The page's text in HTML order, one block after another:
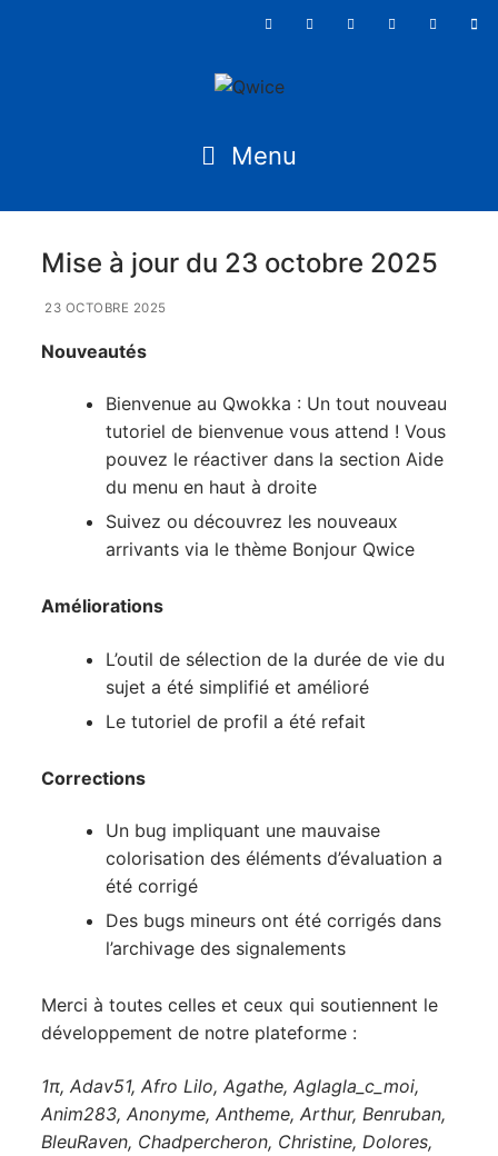
Mise à jour du 23 octobre 2025
23 OCTOBRE 2025
Nouveautés
Bienvenue au Qwokka : Un tout nouveau
tutoriel de bienvenue vous attend ! Vous
pouvez le réactiver dans la section Aide
du menu en haut à droite
Suivez ou découvrez les nouveaux
arrivants via le thème Bonjour Qwice
Améliorations
L’outil de sélection de la durée de vie du
sujet a été simplifié et amélioré
Le tutoriel de profil a été refait
Corrections
Un bug impliquant une mauvaise
colorisation des éléments d’évaluation a
été corrigé
Des bugs mineurs ont été corrigés dans
l’archivage des signalements
Merci à toutes celles et ceux qui soutiennent le
développement de notre plateforme :
1π, Adav51, Afro Lilo, Agathe, Aglagla_c_moi,
Anim283, Anonyme, Antheme, Arthur, Benruban,
BleuRaven, Chadpercheron, Christine, Dolores,